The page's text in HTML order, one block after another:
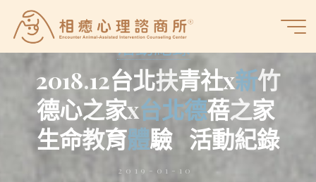
content
癒
心
理
諮
商
所
活動紀錄
2018.12台北扶青社x新竹
德心之家x台北德蓓之家
生命教育體驗 活動紀錄
2019-01-10